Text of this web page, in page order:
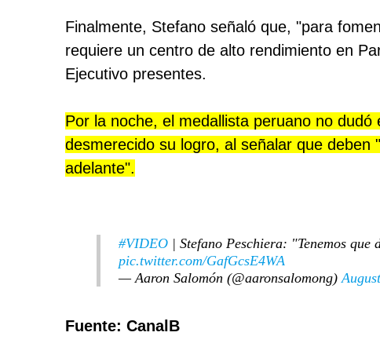
Finalmente, Stefano señaló que, "para
requiere un centro de alto rendimiento en
Ejecutivo presentes.
Por la noche, el medallista peruano no
desmerecido su logro, al señalar que
adelante".
#VIDEO| Stefano Peschiera: "Tenemos que
pic.twitter.com/GafGcsE4WA
— Aaron Salomón (@aaronsalomong)
Fuente: CanalB